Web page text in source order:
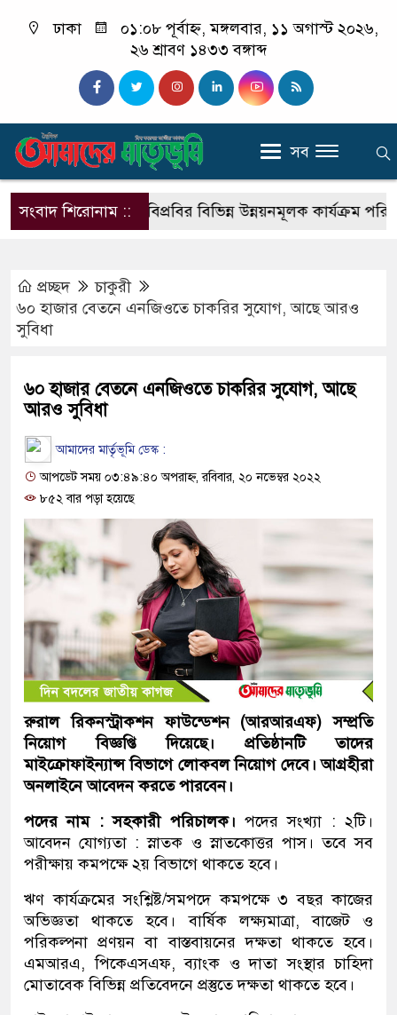
ঢাকা
০১:০৮ পূর্বাহ্ন, মঙ্গলবার, ১১ অগাস্ট ২০২৬,
২৬ শ্রাবণ ১৪৩৩ বঙ্গাব্দ
সব
সংবাদ শিরোনাম ::
বিরুদ্ধে পবিপ্রবির বিভিন্ন উন্নয়নমূলক কার্যক্রম পরিদর্শন
প্রচ্ছদ
চাকুরী
৬০ হাজার বেতনে এনজিওতে চাকরির সুযোগ, আছে আরও
সুবিধা
৬০ হাজার বেতনে এনজিওতে চাকরির সুযোগ, আছে
আরও সুবিধা
আমাদের মার্তৃভূমি ডেস্ক :
আপডেট সময় ০৩:৪৯:৪০ অপরাহ্ন, রবিবার, ২০ নভেম্বর ২০২২
৮৫২ বার পড়া হয়েছে
রুরাল রিকনস্ট্রাকশন ফাউন্ডেশন (আরআরএফ) সম্প্রতি
নিয়োগ বিজ্ঞপ্তি দিয়েছে। প্রতিষ্ঠানটি তাদের
মাইক্রোফাইন্যান্স বিভাগে লোকবল নিয়োগ দেবে। আগ্রহীরা
অনলাইনে আবেদন করতে পারবেন।
পদের নাম : সহকারী পরিচালক। পদের সংখ্যা : ২টি।
আবেদন যোগ্যতা : স্নাতক ও স্নাতকোত্তর পাস। তবে সব
পরীক্ষায় কমপক্ষে ২য় বিভাগে থাকতে হবে।
ঋণ কার্যক্রমের সংশ্লিষ্ট/সমপদে কমপক্ষে ৩ বছর কাজের
অভিজ্ঞতা থাকতে হবে। বার্ষিক লক্ষ্যমাত্রা, বাজেট ও
পরিকল্পনা প্রণয়ন বা বাস্তবায়নের দক্ষতা থাকতে হবে।
এমআরএ, পিকেএসএফ, ব্যাংক ও দাতা সংস্থার চাহিদা
মোতাবেক বিভিন্ন প্রতিবেদনে প্রস্তুতে দক্ষতা থাকতে হবে।